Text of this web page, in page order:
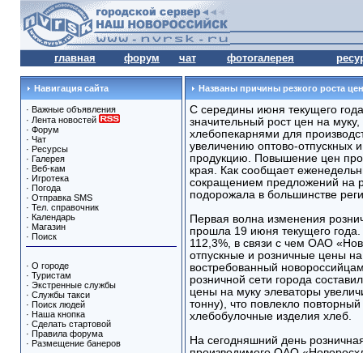
главная форум чат фотогалерея
Навигация сайта
· Важные объявления
· Лента новостей
· Форум
· Чат
· Ресурсы
· Галерея
· Веб-кам
· Игротека
· Погода
· Отправка SMS
· Тел. справочник
· Календарь
· Магазин
· Поиск
· О городе
· Туристам
· Экстренные службы
· Службы такси
· Поиск людей
· Наша кнопка
· Сделать стартовой
· Правила форума
· Размещение банеров
Названы причины резкого роста
С середины июня текущего
значительный рост цен на
хлебопекарнями для
увеличению оптово-отпускных
продукцию. Повышение цен
края. Как сообщает
сокращением предложений на
подорожала в большинстве
Первая волна изменения
прошла 19 июня текущего
112,3%, в связи с чем ОАО
отпускные и розничные цены
востребованный
розничной сети города
цены на муку элеваторы
тонну), что повлекло
хлебобулочные изделия хлеб.
На сегодняшний день